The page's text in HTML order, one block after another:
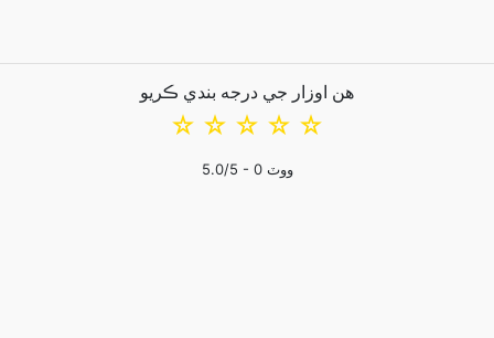
هن اوزار جي درجه بندي ڪريو
☆
☆
☆
☆
☆
5.0/5 - 0 ووٽ